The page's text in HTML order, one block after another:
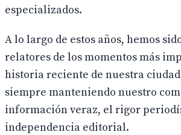
especializados.
A lo largo de estos años, hemos
relatores de los momentos más
historia reciente de nuestra
siempre manteniendo nuestro
información veraz, el rigor
independencia editorial.